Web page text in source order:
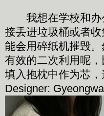
我想在学校和办
接丢进垃圾桶或者
能会用碎纸机摧毁
有效的二次利用呢
填入抱枕中作为芯
Designer: